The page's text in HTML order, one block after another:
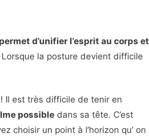
d’unifier l’esprit au corps et
la posture devient difficile
Il est très difficile de tenir en
possible dans sa tête. C’est
choisir un point à l’horizon qu’ on